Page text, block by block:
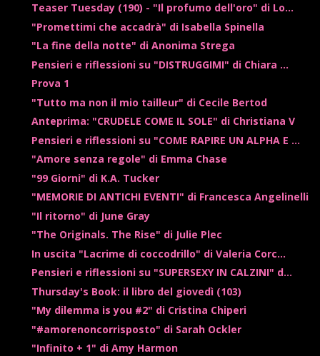
Teaser Tuesday (190) - "Il profumo dell'oro" di Lo...
"Promettimi che accadrà" di Isabella Spinella
"La fine della notte" di Anonima Strega
Pensieri e riflessioni su "DISTRUGGIMI" di Chiara ...
Prova 1
"Tutto ma non il mio tailleur" di Cecile Bertod
Anteprima: "CRUDELE COME IL SOLE" di Christiana V
Pensieri e riflessioni su "COME RAPIRE UN ALPHA E ...
"Amore senza regole" di Emma Chase
"99 Giorni" di K.A. Tucker
"MEMORIE DI ANTICHI EVENTI" di Francesca Angelinelli
"Il ritorno" di June Gray
"The Originals. The Rise" di Julie Plec
In uscita "Lacrime di coccodrillo" di Valeria Corc...
Pensieri e riflessioni su "SUPERSEXY IN CALZINI" d...
Thursday's Book: il libro del giovedì (103)
"My dilemma is you #2" di Cristina Chiperi
"#amorenoncorrisposto" di Sarah Ockler
"Infinito + 1" di Amy Harmon